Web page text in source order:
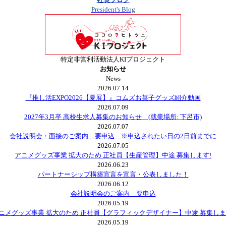
President's Blog
特定非営利活動法人KIプロジェクト
お知らせ
News
2026.07.14
『推し活EXPO2026【夏展】』コムズお菓子グッズ紹介動画
2026.07.09
2027年3月卒 高校生求人募集のお知らせ (就業場所: 下呂市)
2026.07.07
会社説明会・面接のご案内 要申込 ※申込されたい日の2日前までに
2026.07.05
アニメグッズ事業 拡大のため 正社員【生産管理】中途 募集します!
2026.06.23
パートナーシップ構築宣言を宣言・公表しました！
2026.06.12
会社説明会のご案内 要申込
2026.05.19
メグッズ事業 拡大のため 正社員【グラフィックデザイナー】中途 募集し
2026.05.19